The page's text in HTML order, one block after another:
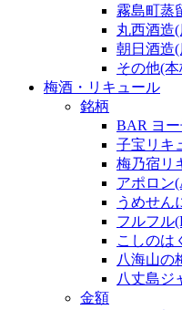
霧島町蒸
丸西酒造
朝日酒造
その他(
梅酒・リキュール
銘柄
BAR ヨ
子宝リキ
梅乃宿リ
アポロン
うめせん
フルフル
こしのは
八海山の
八丈島ジ
金額